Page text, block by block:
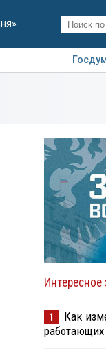
1
Как
работающих